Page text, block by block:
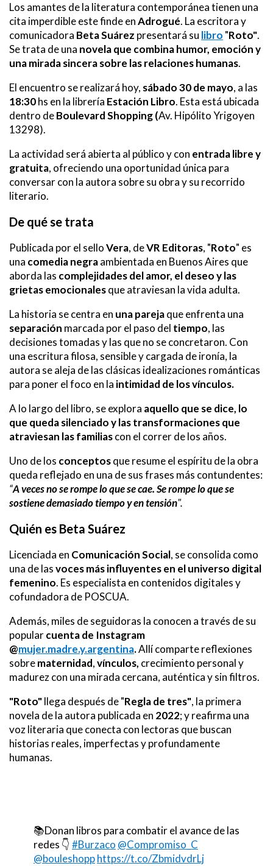
Los amantes de la literatura contemporánea tienen una
cita imperdible este finde enAdrogué. La escritora y
comunicadora Beta Suárez presentará su libro "Roto".
Se trata de una novela que combina humor, emoción y
una mirada sincera sobre las relaciones humanas.
El encuentro se realizará hoy, sábado 30 de mayo, a las
18:30hs en la librería Estación Libro. Esta está ubicada
dentro deBoulevard Shopping (Av. Hipólito Yrigoyen
13298).
La actividad será abierta al público y con entrada libre y
gratuita, ofreciendo una oportunidad única para
conversar con la autora sobre su obra y su recorrido
literario.
De qué se trata
Publicada por el selloVera, deVR Editoras, "Roto" es
una comedia negraambientada en Buenos Aires que
aborda las complejidades del amor, el deseo y las
grietas emocionalesque atraviesan la vida adulta.
La historia se centra en una parejaque enfrenta una
separación marcada por el paso del tiempo, las
decisiones tomadas y las que no se concretaron. Con
una escritura filosa, sensible y cargada de ironía, la
autora se aleja de las clásicas idealizaciones románticas
para poner el foco en la intimidad de los vínculos.
A lo largo del libro, se explora aquello que se dice, lo
que queda silenciado y las transformaciones que
atraviesan las familiascon el correr de los años.
Uno de los conceptosque resume el espíritu de la obra
queda reflejado en una de sus frases más contundentes:
“A veces no se rompe lo que se cae. Se rompe lo que se
sostiene demasiado tiempo y en tensión".
Quién es Beta Suárez
Licenciada en Comunicación Social, se consolida como
una de lasvoces más influyentes en el universo digital
femenino. Es especialista en contenidos digitales y
cofundadora de POSCUA.
Además, miles de seguidoras la conocen a través de su
popularcuenta de Instagram
@mujer.madre.y.argentina.Allí comparte reflexiones
sobrematernidad,vínculos, crecimiento personal y
madurez con una mirada cercana, auténtica y sin filtros.
"Roto"llega después de "Regla de tres", la primera
novela de la autora publicada en 2022; y reafirma una
voz literaria que conecta con lectoras que buscan
historias reales, imperfectas y profundamente
humanas.
📚Donan libros para combatir el avance de las
redes 👇 #Burzaco @Compromiso_C
@bouleshopphttps://t.co/ZbmidvdrLj